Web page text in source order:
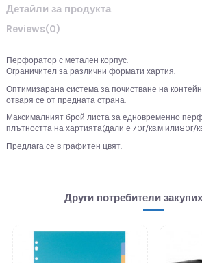
Детайли за продукта
Reviews(0)
Перфоратор с метален корпус.
Ограничител за различни формати хартия.
Оптимизарана система за почистване на
отваря се от предната страна.
Максималният брой листа за едновременно
плътността на хартията(дали е 70г/кв.м или80г/
Предлага се в графитен цвят.
Други потребители